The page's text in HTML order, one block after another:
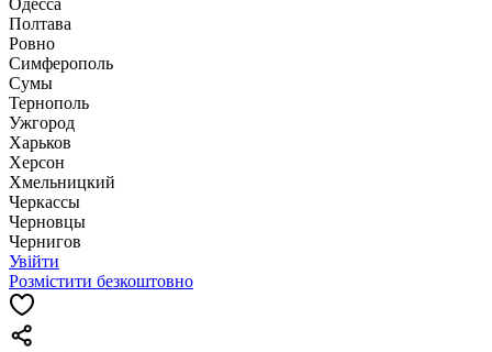
Одесса
Полтава
Ровно
Симферополь
Сумы
Тернополь
Ужгород
Харьков
Херсон
Хмельницкий
Черкассы
Чернoвцы
Чернигов
Увійти
Розмістити безкоштовно